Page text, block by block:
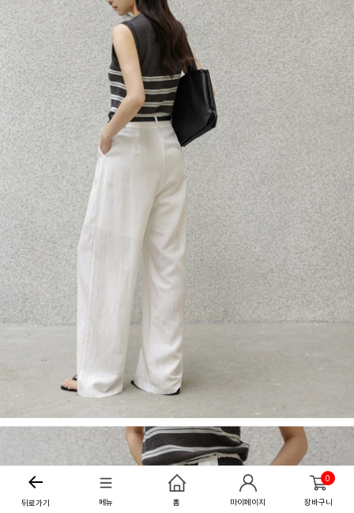
뒤로가기 메뉴 홈 마이페이지
0
장바구니